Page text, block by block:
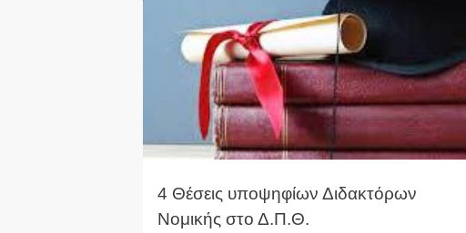
4 Θέσεις υποψηφίων Διδακτόρων
Νομικής στο Δ.Π.Θ.
ΔΙΔΑΚΤΟΡΙΚΌ ΝΟΜΙΚΉΣ ΔΙΔΆΚΤΩΡ ΝΟΜΙΚΉΣ